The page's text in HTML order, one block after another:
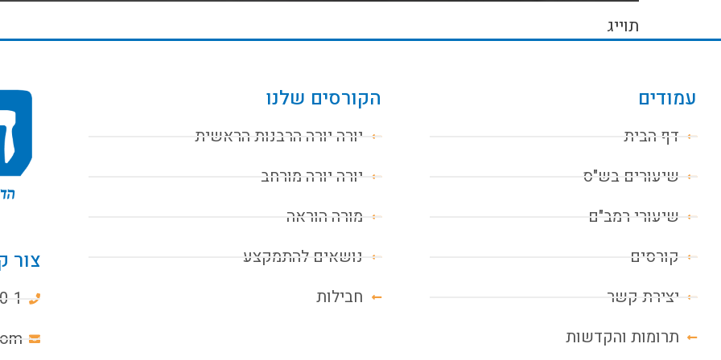
תוייג
עמודים
דף הבית
שיעורים בש"ס
שיעורי רמב"ם
קורסים
יצירת קשר
תרומות והקדשות
הקורסים שלנו
יורה יורה הרבנות הראשית
יורה יורה מורחב
מורה הוראה
נושאים להתמקצע
חבילות
צור
1